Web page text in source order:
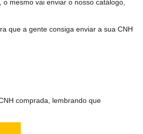
mesmo vai enviar o nosso catálogo,
que a gente consiga enviar a sua CNH
comprada, lembrando que